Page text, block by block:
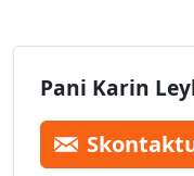
Pani Karin